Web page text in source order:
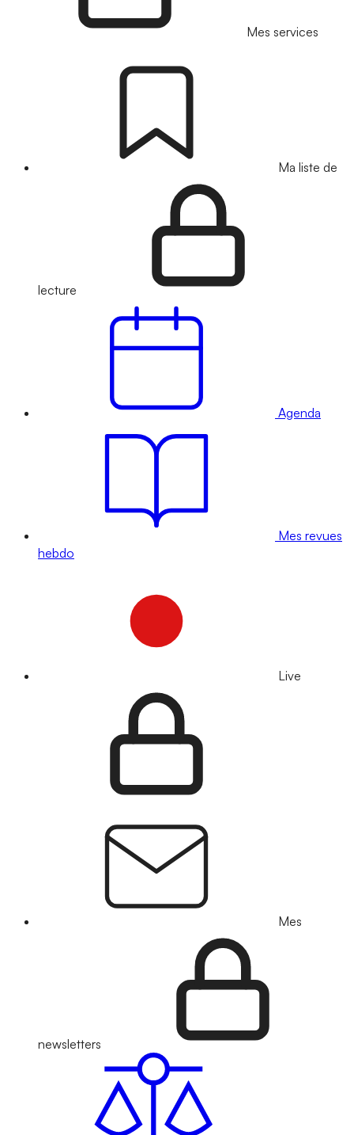
Mes services
Ma liste de
lecture
Agenda
Mes revues
hebdo
Live
Mes
newsletters